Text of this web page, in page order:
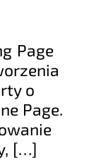
Page
o
Page.
[…]